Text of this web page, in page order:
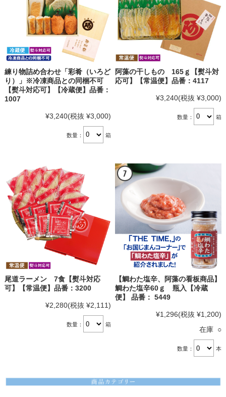
練り物詰め合わせ「彩肴（いろど
り）」※冷凍商品との同梱不可
【熨斗対応可】【冷蔵便】品番：
1007
¥3,240(税抜 ¥3,000)
数量： 箱
阿藻の干しもの 165ｇ【熨斗対
応可】【常温便】品番：4117
¥3,240(税抜 ¥3,000)
数量： 箱
尾道ラーメン 7食【熨斗対応
可】【常温便】品番：3200
¥2,280(税抜 ¥2,111)
数量： 箱
【鯛わた塩辛、阿藻の看板商品】
鯛わた塩辛60ｇ 瓶入【冷蔵
便】 品番： 5449
¥1,296(税抜 ¥1,200)
在庫 ○
数量： 本